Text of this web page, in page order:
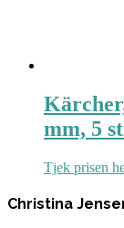
mm, 5
Tjek prisen
Christina